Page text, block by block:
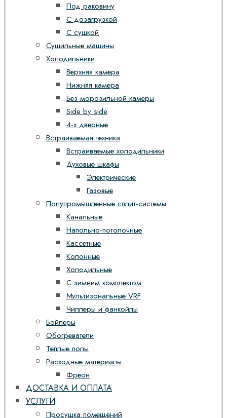
Под раковину
С дозагрузкой
С сушкой
Сушильные машины
Холодильники
Верхняя камера
Нижняя камера
Без морозильной камеры
Side by side
4-х дверные
Встраиваемая техника
Встраиваемые холодильники
Духовые шкафы
Электрические
Газовые
Полупромышленные сплит-системы
Канальные
Напольно-потолочные
Кассетные
Колонные
Холодильные
С зимним комплектом
Мультизональные VRF
Чиллеры и фанкойлы
Бойлеры
Обогреватели
Теплые полы
Расходные материалы
Фреон
ДОСТАВКА И ОПЛАТА
УСЛУГИ
Просушка помещений